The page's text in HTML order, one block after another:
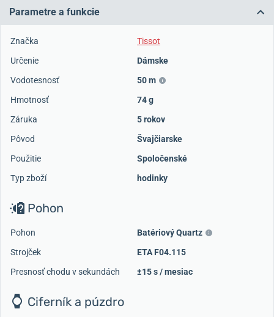
Parametre a funkcie
Značka
Tissot
Určenie
Dámske
Vodotesnosť
50 m
Hmotnosť
74 g
Záruka
5 rokov
Pôvod
Švajčiarske
Použitie
Spoločenské
Typ zboží
hodinky
Pohon
Pohon
Batériový Quartz
Strojček
ETA F04.115
Presnosť chodu v sekundách
±15 s / mesiac
Ciferník a púzdro